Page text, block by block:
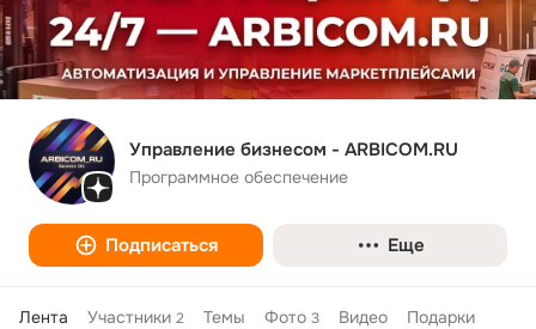
Управление бизнесом - ARBICOM.RU
Программное обеспечение
Подписаться Еще
Лента Участники 2 Темы Фото 3 Видео Подарки